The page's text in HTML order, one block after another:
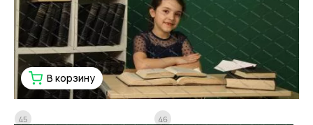
В корзину
45 46